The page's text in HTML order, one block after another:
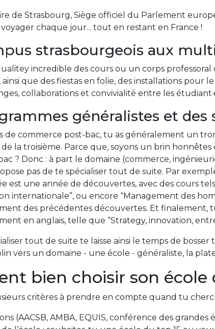
de Strasbourg, Siège officiel du Parlement
voyager chaque jour... tout en restant en France !
strasbourgeois aux
incredible des cours ou un corps
que des fiestas en folie, des installations pour
collaborations et convivialité entre les
généralistes et des
de commerce post-bac, tu as généralement un
de la troisième. Parce que, soyons un brin
? Donc : à part le domaine (commerce,
pas de te spécialiser tout de suite. Par
est une année de découvertes, avec des cours
internationale”, ou encore “Management des
des précédentes découvertes. Et finalement,
en anglais, telle que “Strategy, innovation,
tout de suite te laisse ainsi le temps de
vers un domaine - une école - généraliste, la
bien choisir son
critères à prendre en compte quand tu
(AACSB, AMBA, EQUIS, conférence des